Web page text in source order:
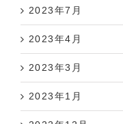
2023年7月
2023年4月
2023年3月
2023年1月
2022年12月